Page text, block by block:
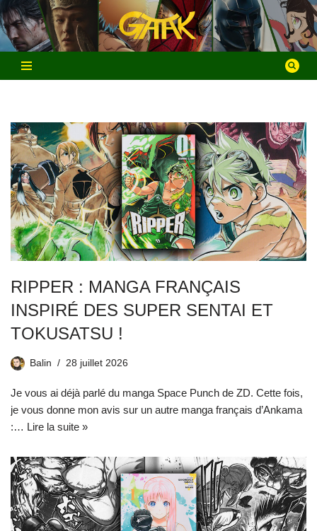
Aller
au
contenu
RIPPER : MANGA FRANÇAIS
INSPIRÉ DES SUPER SENTAI ET
TOKUSATSU !
Balin 28 juillet 2026
Je vous ai déjà parlé du manga Space Punch de ZD. Cette fois,
je vous donne mon avis sur un autre manga français d’Ankama
:… Lire la suite »